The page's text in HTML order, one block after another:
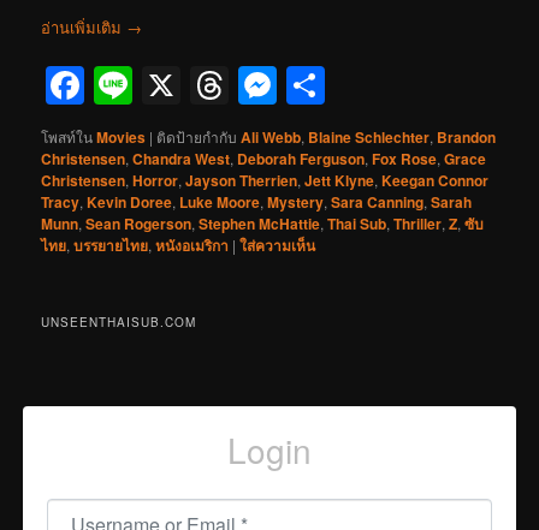
อ่านเพิ่มเติม →
Facebook
Line
X Threads
Messenger
โพสท์ในMovies | ติดป้ายกำกับ Ali Webb, Blaine Schlechter, Brandon
Christensen,Chandra West, Deborah Ferguson,Fox Rose,Grace
Christensen,Horror,Jayson Therrien,Jett Klyne,Keegan Connor
Tracy,Kevin Doree, Luke Moore,Mystery,Sara Canning,Sarah
Munn,Sean Rogerson,Stephen McHattie,Thai Sub,Thriller,Z,ซับ
ไทย,บรรยายไทย,หนังอเมริกา |ใส่ความเห็น
UNSEENTHAISUB.COM
Login
Username or Email